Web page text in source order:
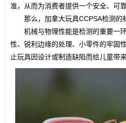
准，从而为消费者提供一个安全、可
那么，加拿大玩具CCPSA检测的
机械与物理性能是检测的重要一环
性、锐利边缘的处理、小零件的牢固
止玩具因设计或制造缺陷而给儿童带来